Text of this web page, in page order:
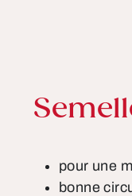
pour une
bonne